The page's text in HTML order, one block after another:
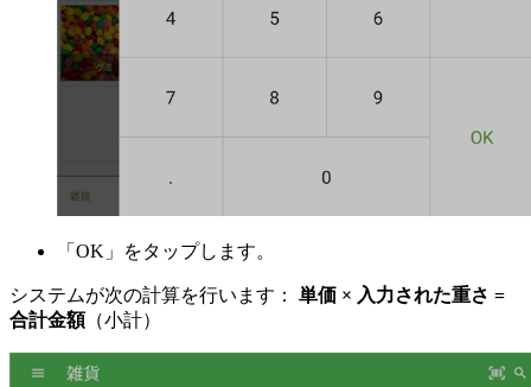
「OK」をタップします。
システムが次の計算を行います： 単価 × 入力された重さ =
合計金額（小計）